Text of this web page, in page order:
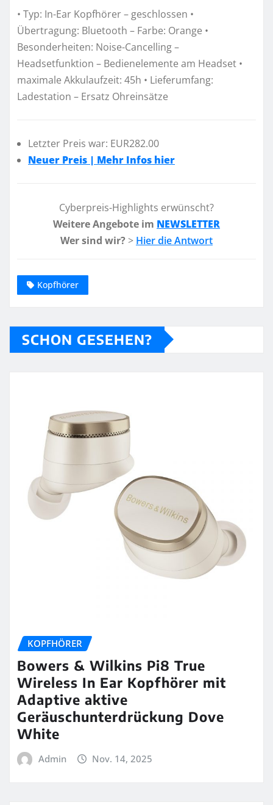
• Typ: In-Ear Kopfhörer – geschlossen •
Übertragung: Bluetooth – Farbe: Orange •
Besonderheiten: Noise-Cancelling –
Headsetfunktion – Bedienelemente am Headset •
maximale Akkulaufzeit: 45h • Lieferumfang:
Ladestation – Ersatz Ohreinsätze
Letzter Preis war: EUR282.00
Neuer Preis | Mehr Infos hier
Cyberpreis-Highlights erwünscht?
Weitere Angebote im NEWSLETTER
Wer sind wir? > Hier die Antwort
Kopfhörer
SCHON GESEHEN?
KOPFHÖRER
Bowers & Wilkins Pi8 True
Wireless In Ear Kopfhörer mit
Adaptive aktive
Geräuschunterdrückung Dove
White
Admin Nov. 14, 2025